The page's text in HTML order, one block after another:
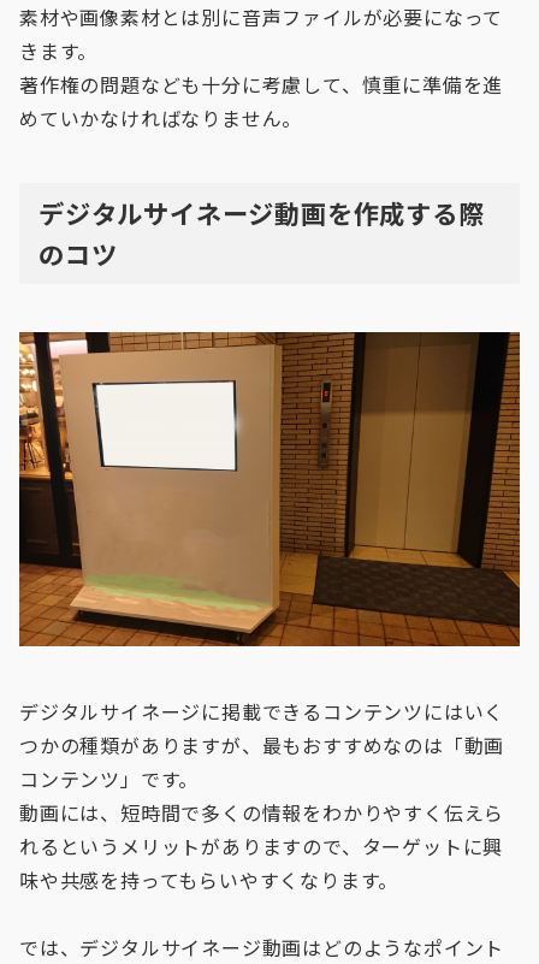
素材や画像素材とは別に音声ファイルが必要になって
きます。
著作権の問題なども十分に考慮して、慎重に準備を進
めていかなければなりません。
デジタルサイネージ動画を作成する際
のコツ
デジタルサイネージに掲載できるコンテンツにはいく
つかの種類がありますが、最もおすすめなのは「動画
コンテンツ」です。
動画には、短時間で多くの情報をわかりやすく伝えら
れるというメリットがありますので、ターゲットに興
味や共感を持ってもらいやすくなります。
では、デジタルサイネージ動画はどのようなポイント